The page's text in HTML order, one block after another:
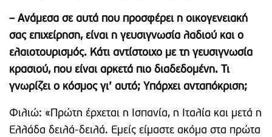
– Ανάμεσα σε αυτά που προσφέρει η οικογενειακή
σας επιχείρηση, είναι η γευσιγνωσία λαδιού και ο
ελαιοτουρισμός. Κάτι αντίστοιχο με τη γευσιγνωσία
κρασιού, που είναι αρκετά πιο διαδεδομένη. Τι
γνωρίζει ο κόσμος γι’ αυτό; Υπάρχει ανταπόκριση;
Φιλιώ: «Πρώτη έρχεται η Ισπανία, η Ιταλία και μετά η
Ελλάδα δειλά-δειλά. Εμείς είμαστε ακόμα στα πρώτα